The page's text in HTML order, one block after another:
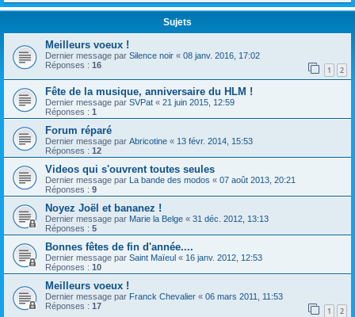
Sujets
Meilleurs voeux !
Dernier message par Silence noir « 08 janv. 2016, 17:02
Réponses : 16 1 2
Fête de la musique, anniversaire du HLM !
Dernier message par SVPat « 21 juin 2015, 12:59
Réponses : 1
Forum réparé
Dernier message par Abricotine « 13 févr. 2014, 15:53
Réponses : 12
Videos qui s'ouvrent toutes seules
Dernier message par La bande des modos « 07 août 2013, 20:21
Réponses : 9
Noyez Joël et bananez !
Dernier message par Marie la Belge « 31 déc. 2012, 13:13
Réponses : 5
Bonnes fêtes de fin d'année....
Dernier message par Saint Maïeul « 16 janv. 2012, 12:53
Réponses : 10
Meilleurs voeux !
Dernier message par Franck Chevalier « 06 mars 2011, 11:53
Réponses : 17 1 2